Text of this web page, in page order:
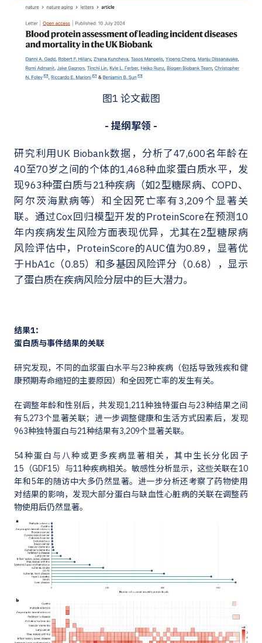
图1 论文截图
- 提纲挈领 -
研究利用UK Biobank数据，分析了47,600名年龄在
40至70岁之间的个体的1,468种血浆蛋白质水平，发
现963种蛋白质与21种疾病（如2型糖尿病、COPD、
阿尔茨海默病等）和全因死亡率有3,209个显著关
联。通过Cox回归模型开发的ProteinScore在预测10
年内疾病发生风险方面表现优异，尤其在2型糖尿病
风险评估中，ProteinScore的AUC值为0.89，显著优
于HbA1c（0.85）和多基因风险评分（0.68），显示
了蛋白质在疾病风险分层中的巨大潜力。
结果1：
蛋白质与事件结果的关联
研究发现，不同的血浆蛋白水平与23种疾病（包括导致残疾和健
康预期寿命缩短的主要原因）和全因死亡率的发生有关。
在调整年龄和性别后，共发现1,211种独特蛋白与23种结果之间
有5,273个显著关联；进一步调整健康和生活方式因素后，发现
963种独特蛋白与21种结果有3,209个显著关联。
54种蛋白与八种或更多疾病显著相关，其中生长分化因子
15（GDF15）与11种疾病相关。敏感性分析显示，这些关联在10
年和5年的随访中大多仍然显著。进一步分析还考察了药物使用
对结果的影响，发现大部分蛋白与缺血性心脏病的关联在调整药
物使用后仍然显著。